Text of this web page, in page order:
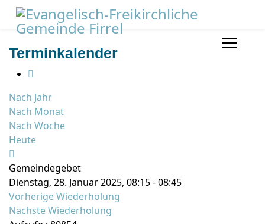
Terminkalender
Nach Jahr
Nach Monat
Nach Woche
Heute
Gemeindegebet
Dienstag, 28. Januar 2025, 08:15 - 08:45
Vorherige Wiederholung
Nächste Wiederholung